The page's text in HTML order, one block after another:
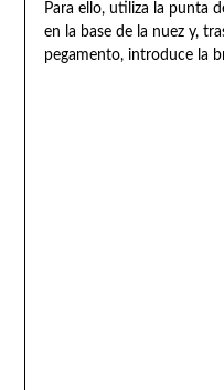
Para ello, utiliza la punta
en la base de la nuez y,
pegamento, introduce la